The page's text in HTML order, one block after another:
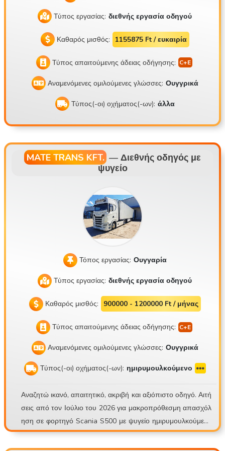
Τύπος εργασίας: διεθνής εργασία οδηγού
Καθαρός μισθός: 1155875 Ft / ευκαιρία
Τύπος απαιτούμενης άδειας οδήγησης:
Αναμενόμενες ομιλούμενες γλώσσες: Ουγγρικά
Τύπος(-οι) οχήματος(-ων): άλλα
MATE TRANS KFT. — Διεθνής οδηγός με
ψυγείο
Τόπος εργασίας: Ουγγαρία
Τύπος εργασίας: διεθνής εργασία οδηγού
Καθαρός μισθός: 900000 - 1200000 Ft / μήνας
Τύπος απαιτούμενης άδειας οδήγησης:
Αναμενόμενες ομιλούμενες γλώσσες: Ουγγρικά
Τύπος(-οι) οχήματος(-ων): ημιρυμουλκούμενο
Αναζητώ ικανό, απαιτητικό, ακριβή και αξιόπιστο οδηγό. Αιτή
σεις από τον Ιούλιο του 2026 για μακροπρόθεσμη απασχόλ
ηση σε φορτηγό Scania S500 με ψυγείο ημιρυμουλκούμενο
Schmitz Sko24. Mate Trans Kft. https://matetrans.webnode.
hu/ Το σύνθημά μας είναι «Επαγγελματικά ή καθόλου!» Λόγω